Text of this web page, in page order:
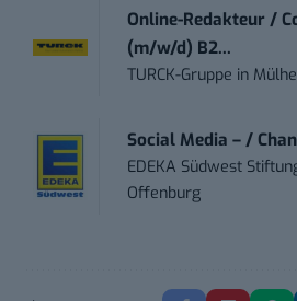
Online-Redakteur /
(m/w/d) B2...
TURCK-Gruppe in
Social Media – /
EDEKA Südwest
Offenburg